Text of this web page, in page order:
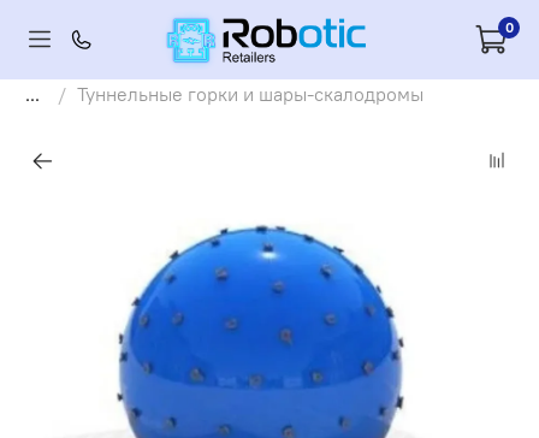
0
... Туннельные горки и шары-скалодромы